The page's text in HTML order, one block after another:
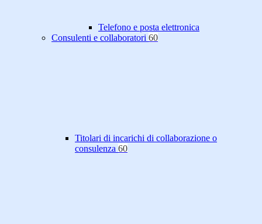
Telefono e posta elettronica
Consulenti e collaboratori 60
Titolari di incarichi di collaborazione o
consulenza 60